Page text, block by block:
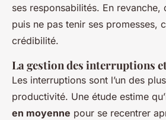
ses responsabilités. En revanche,
puis ne pas tenir ses promesses,
crédibilité.
La gestion des interruptions
Les interruptions sont l’un des
productivité. Une étude estime
en moyenne pour se recentrer